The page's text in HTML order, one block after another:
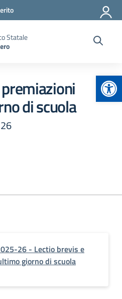
Statale
di scuola
26 - Lectio brevis e
giorno di scuola